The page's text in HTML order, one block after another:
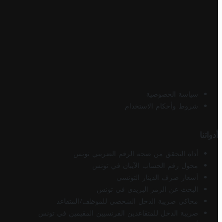
سياسة الخصوصية
شروط وأحكام الاستخدام
أدواتنا
أداة التحقق من صحة الرقم الضريبي تونس
محول رقم الحساب الآيبان في تونس
أسعار صرف الدينار التونسي
البحث عن الرمز البريدي في تونس
محاكي ضريبة الدخل الشخصي للموظف/المتقاعد
ضريبة الدخل للمتقاعدين الفرنسيين المقيمين في تونس